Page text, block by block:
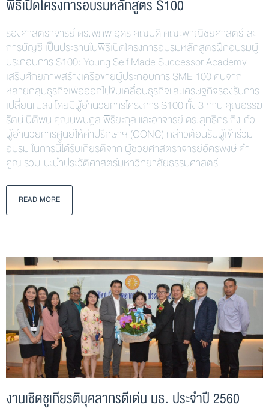
พิธีเปิดโครงการอบรมหลักสูตร S100
รองศาสตราจารย์ ดร.พิภพ อุดร คณบดี คณะพาณิชยศาสตร์และ
การบัญชี เป็นประธานในพิธีเปิดโครงการอบรมหลักสูตรฝึกอบรมผู้
ประกอบการ S100: Young Self Made Successor Academy
เสริมศักยภาพสร้างเครือข่ายผู้ประกอบการ SME 100 คนจาก
หลายกลุ่มธุรกิจเพื่อออกไปขับเคลื่อนธุรกิจและเศรษฐกิจรองรับการ
เปลี่ยนแปลง โดยมีผู้อำนวยการโครงการ S100 ทั้ง 3 ท่าน คุณอรรฆ
รัตน์ นิติพน คุณนพปฎล พิริยะกุล และอาจารย์ ดร.สุทธิกร กิ่งแก้ว
ผู้อำนวยการศูนย์ให้คําปรึกษาฯ (CONC) กล่าวต้อนรับผู้เข้าร่วม
อบรม ในการนี้ได้รับเกียรติจาก ผู้ช่วยศาสตราจารย์อัครพงษ์ ค่ำ
คูณ ร่วมแนะนำประวัติศาสตร์มหาวิทยาลัยธรรมศาสตร์
READ MORE
งานเชิดชูเกียรติบุคลากรดีเด่น มธ. ประจำปี 2560